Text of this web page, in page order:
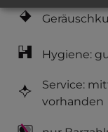
Hygiene:
Service:
vorhanden